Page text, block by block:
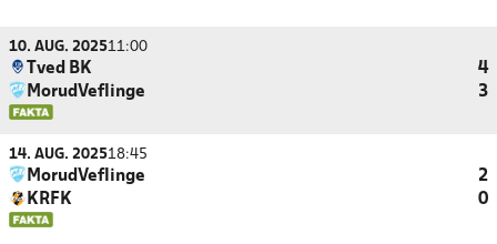
10. AUG. 202511:00
Tved BK
4
MorudVeflinge
3
14. AUG. 202518:45
MorudVeflinge
2
KRFK
0